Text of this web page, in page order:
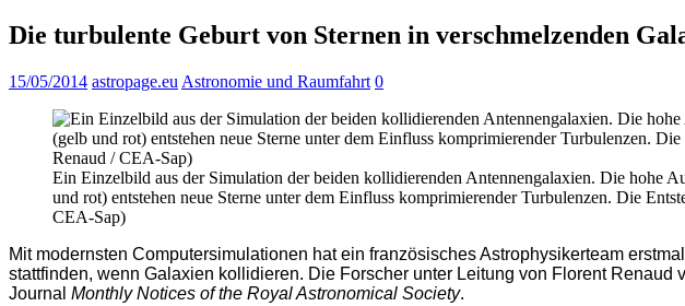
Die turbulente Geburt von Sternen in verschmelzenden
15/05/2014 astropage.eu Astronomie und Raumfahrt 0
Ein Einzelbild aus der Simulation der beiden kollidierenden Antennengalaxien. Die hohe
und rot) entstehen neue Sterne unter dem Einfluss komprimierender Turbulenzen. Die
CEA-Sap)
Mit modernsten Computersimulationen hat ein französisches Astrophysikerteam
stattfinden, wenn Galaxien kollidieren. Die Forscher unter Leitung von Florent
Journal Monthly Notices of the Royal Astronomical Society.